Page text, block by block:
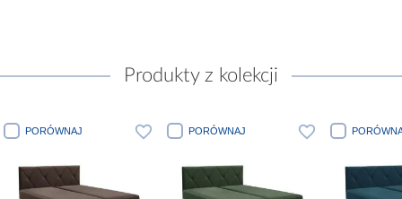
Produkty z kolekcji
PORÓWNAJ PORÓWNAJ